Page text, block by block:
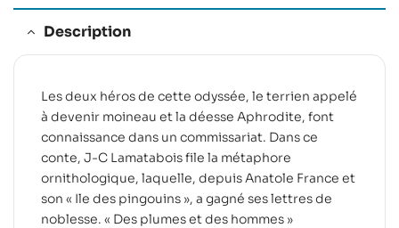
Description
Les deux héros de cette odyssée, le terrien appelé
à devenir moineau et la déesse Aphrodite, font
connaissance dans un commissariat. Dans ce
conte, J-C Lamatabois file la métaphore
ornithologique, laquelle, depuis Anatole France et
son « Ile des pingouins », a gagné ses lettres de
noblesse. « Des plumes et des hommes »